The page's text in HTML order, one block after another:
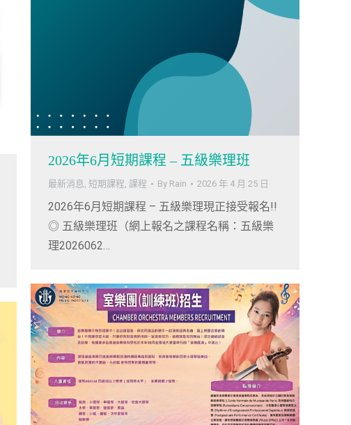
2026年6月短期課程 – 五級樂理班
最新消息, 短期課程, 課程 By Rain 2026 年 4 月 25 日
2026年6月短期課程 – 五級樂理現正接受報名!!
◎ 五級樂理班（網上報名之課程名稱：五級樂
理2026062…